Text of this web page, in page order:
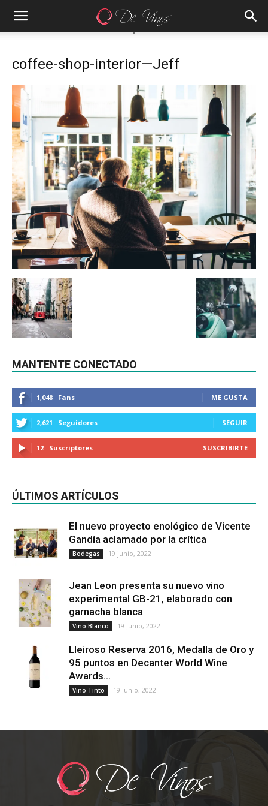
coffee-shop-interior—Jeff
MANTENTE CONECTADO
1,048 Fans ME GUSTA
2,621 Seguidores SEGUIR
12 Suscriptores SUSCRIBIRTE
ÚLTIMOS ARTÍCULOS
El nuevo proyecto enológico de Vicente
Gandía aclamado por la crítica
Bodegas 19 junio, 2022
Jean Leon presenta su nuevo vino
experimental GB-21, elaborado con
garnacha blanca
Vino Blanco 19 junio, 2022
Lleiroso Reserva 2016, Medalla de Oro y
95 puntos en Decanter World Wine
Awards...
Vino Tinto 19 junio, 2022